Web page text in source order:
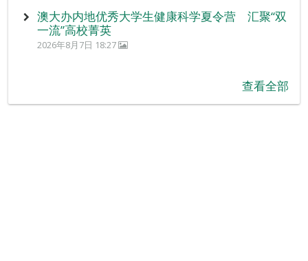
澳大办内地优秀大学生健康科学夏令营 汇聚“双
一流”高校菁英
2026年8月7日 18:27
查看全部